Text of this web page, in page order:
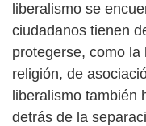
liberalismo se
ciudadanos tienen
protegerse, como
religión, de
liberalismo también
detrás de la